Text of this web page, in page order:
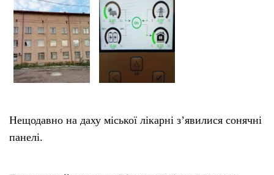
Нещодавно на даху міської лікарні з’явилися сонячні
панелі.